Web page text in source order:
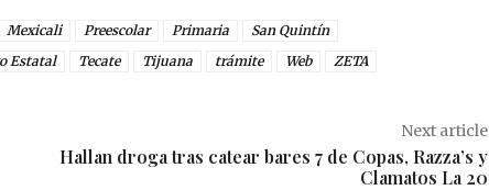
Mexicali Preescolar Primaria
San Quintín
Estatal Tecate Tijuana trámite Web ZETA
Next article
Hallan droga tras catear bares 7 de Copas, Razza’s y
Clamatos La 20